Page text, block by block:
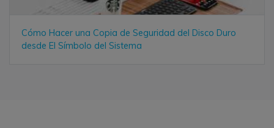
Cómo Hacer una Copia de Seguridad del Disco Duro
desde El Símbolo del Sistema